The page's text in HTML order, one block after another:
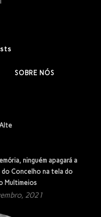
ninguém apagará a
Concelho na tela do
Multimeios
2021
SOBRE NÓS